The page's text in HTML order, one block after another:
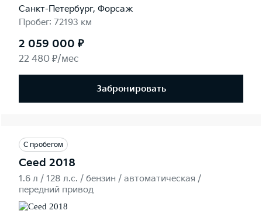
Санкт-Петербург, Форсаж
Пробег: 72193 км
2 059 000 ₽
22 480 ₽/мес
Забронировать
С пробегом
Ceed 2018
1.6 л / 128 л.c. / бензин / автоматическая /
передний привод